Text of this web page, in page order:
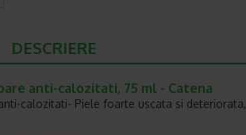
DESCRIERE
anti-calozitati, 75 ml - Catena
anti-calozitati- Piele foarte uscata si deteriorata,